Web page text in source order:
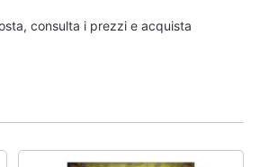
consulta i prezzi e acquista